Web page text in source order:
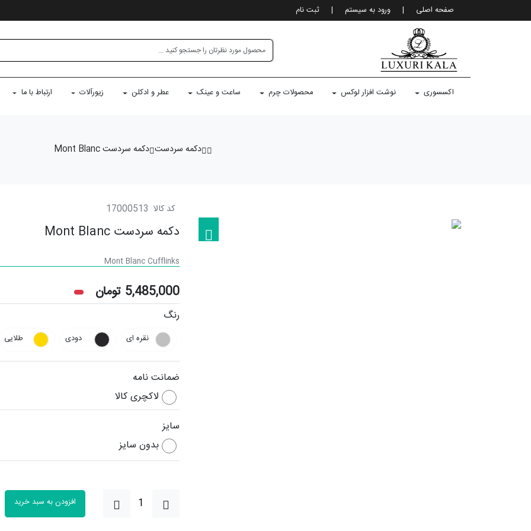
صفحه اصلی | ورود به سيستم | ثبت نام
اکسسوری نوشت افزار لوکس محصولات چرم ساعت و عینک عطر و ادکلن زیورآلات ارتباط با ما
دکمه سردست دکمه سردست Mont Blanc
کد کالا 17000513
دکمه سردست Mont Blanc
Mont Blanc Cufflinks
5,485,000 تومان
رنگ
نقره ای دودی طلایی
ضمانت نامه
لاکچری کالا
سایز
بدون سایز
افزودن به سبد خرید